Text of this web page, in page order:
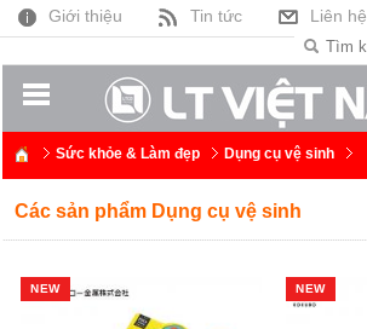
Giới thiệu Tin tức Liên hệ
Sức khỏe & Làm đẹp Dụng cụ vệ sinh
Các sản phẩm Dụng cụ vệ sinh
NEW NEW